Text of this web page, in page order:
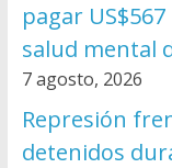
pagar
salud mental
7 agosto, 2026
Represión
detenidos